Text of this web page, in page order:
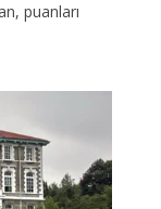
puanları